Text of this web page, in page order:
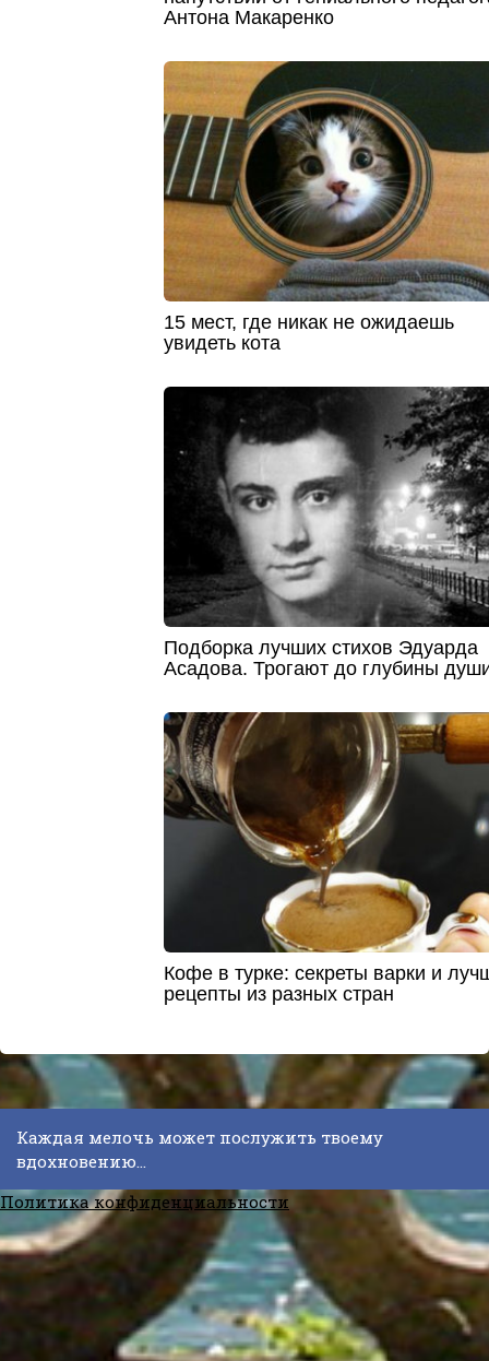
Антона Макаренко
15 мест, где никак не ожидаешь
увидеть кота
Подборка лучших стихов Эдуарда
Асадова. Трогают до глубины
Кофе в турке: секреты варки и
рецепты из разных стран
Каждая мелочь может послужить твоему
вдохновению...
Политика конфиденциальности